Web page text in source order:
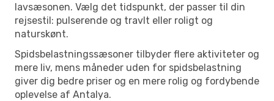
lavsæsonen. Vælg det tidspunkt, der passer til din
rejsestil: pulserende og travlt eller roligt og
naturskønt.
Spidsbelastningssæsoner tilbyder flere aktiviteter og
mere liv, mens måneder uden for spidsbelastning
giver dig bedre priser og en mere rolig og fordybende
oplevelse af Antalya.